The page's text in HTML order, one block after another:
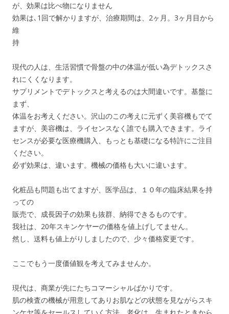
が、効果は比べ物になりません
効果は､1回で解かりますが、治療期間は、2ヶ月。3ヶ月目から
維
持
現代の人は、生活習慣で骨盤の中の体温が低い為デトックスさ
れにくくなります。
サプリメントでデトックスと考えるのは大間違いです。基盤に
まず、
体温をお考えください。沢山のこの考えに元ずく美容機もでて
ますが、美容機は、ライセンスなく誰でも購入できます。ライ
センスが必要な医療機購入、もっとも基礎になる特許にご注目
ください。
必ず効果は、違います。機械の価格も大いに違います。
化粧品も問題も出てますが、医学品は、１０年の臨床結果を持
っての
販売で、成長因子の効果も抜群、納得できるものです。
我社は、20年スキンケヤーの価格を値上げしてません。
然し、送料も値上がりしましたので、少々価格変更です。
ここでもう一度価値観を考えてみませんか。
現代は、商業が先にたちコマーシャルばかりです。
肌の検査の機械が用意してありお肌などの状態を見ながらスキ